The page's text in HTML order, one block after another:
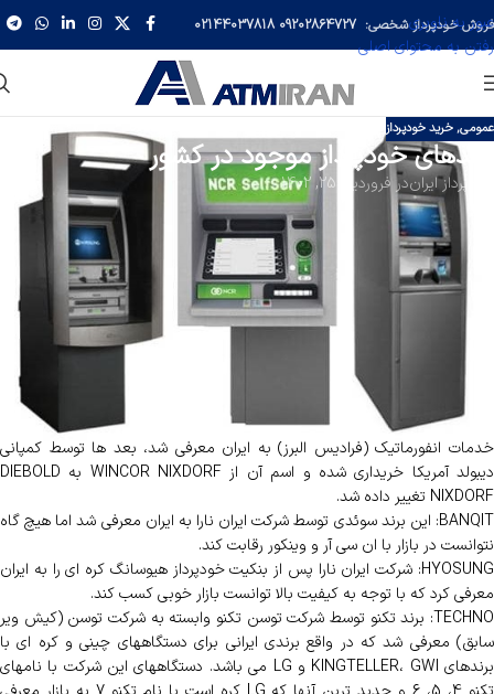
عبور به ناوبری
رفتن به محتوای اصلی
فروش خودپرداز شخصی: 09202864727
02144037818
عمومی,خرید خودپرداز
برندهای خودپرداز موجود در کشور
خودپرداز ایراندر فروردین 25, 1402
خودپرداز یا عابربانک های موجود در ایران برند های مختلفی دارند که به صورت
مختصر انواع آنها را بررسی می کنیم:
NCR: برندی آمریکایی بوده که توسط شرکت ایران ارقام نماینده رسمی ان سی آر
آمریکا وارد ایران شده و تا اوایل دهه 80 و قبل از تحریم این شرکت، در ایران
فروخته میشد. درصد بالایی از خودپردازهای ریفربیشد که در حال حاضر در کشور
فروخته می شود خودپرداز های NCR مدل 5886 و 5887 می باشد.
GRG: شرکت ایران ارقام پس از تحریم شدن توسط NCR، اقدام به واردات از این
کمپانی مشهور چینی کرده و به بانکهای مختلف این دستگاهها را ارائه داد.
WINCOR: همواره رقیب سرسخت NCR بوده. وینکور آلمان که توسط شرکت
خدمات انفورماتیک (فرادیس البرز) به ایران معرفی شد، بعد ها توسط کمپانی
دیبولد آمریکا خریداری شده و اسم آن از WINCOR NIXDORF به DIEBOLD
NIXDORF تغییر داده شد.
BANQIT: این برند سوئدی توسط شرکت ایران نارا به ایران معرفی شد اما هیچ گاه
نتوانست در بازار با ان سی آر و وینکور رقابت کند.
HYOSUNG: شرکت ایران نارا پس از بنکیت خودپرداز هیوسانگ کره ای را به ایران
معرفی کرد که با توجه به کیفیت بالا توانست بازار خوبی کسب کند.
TECHNO: برند تکنو توسط شرکت توسن تکنو وابسته به شرکت توسن (کیش ویر
سابق) معرفی شد که در واقع برندی ایرانی برای دستگاههای چینی و کره ای با
برندهای KINGTELLER، GWI و LG می باشد. دستگاههای این شرکت با نامهای